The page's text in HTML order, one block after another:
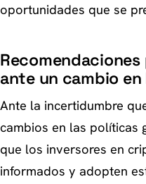
oportunidades que se
ante un cambio
Ante la incertidumbre
cambios en las políticas
que los inversores en
informados y adopten